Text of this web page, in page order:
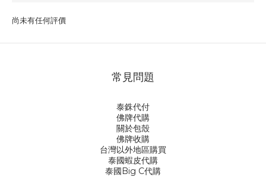
尚未有任何評價
常見問題
泰銖代付
佛牌代購
關於包殼
佛牌收購
台灣以外地區購買
泰國蝦皮代購
泰國Big C代購